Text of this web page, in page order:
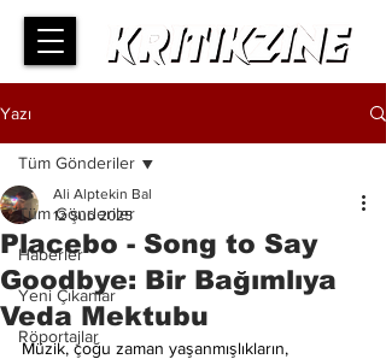
Yazı
Tüm Gönderiler
Haberler
Yeni Çıkanlar
Röportajlar
Tüm Gönderiler
Placebo - Song to Say
Goodbye: Bir Bağımlıya
Veda Mektubu
Ali Alptekin Bal
12 Şub 2025
Müzik, çoğu zaman yaşanmışlıkların,